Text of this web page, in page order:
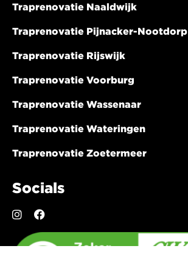
Traprenovatie Naaldwijk
Traprenovatie Pijnacker-Nootdorp
Traprenovatie Rijswijk
Traprenovatie Voorburg
Traprenovatie Wassenaar
Traprenovatie Wateringen
Traprenovatie Zoetermeer
Socials